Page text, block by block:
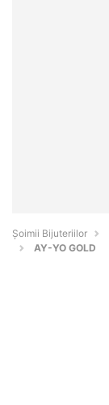
Şoimii Bijuteriilor
AY-YO GOLD